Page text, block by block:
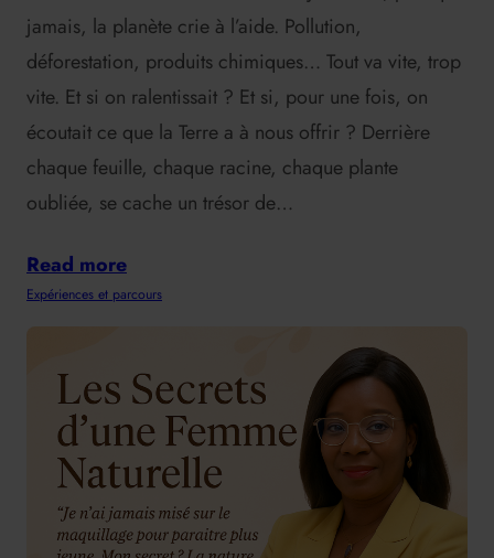
jamais, la planète crie à l’aide. Pollution,
déforestation, produits chimiques… Tout va vite, trop
vite. Et si on ralentissait ? Et si, pour une fois, on
écoutait ce que la Terre a à nous offrir ? Derrière
chaque feuille, chaque racine, chaque plante
oubliée, se cache un trésor de…
Read more
Expériences et parcours